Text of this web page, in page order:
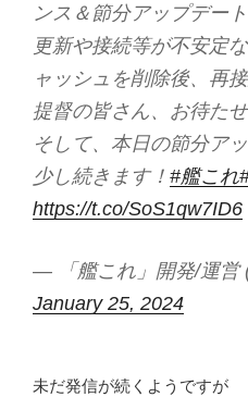
ンス＆節分アップデー
更新や接続等が不安定
ャッシュを削除後、再
提督の皆さん、お待た
そして、本日の節分ア
少し続きます！ #艦これ
https://t.co/SoS1qw7ID6
— 「艦これ」開発/運営
January 25, 2024
未だ発信が続くようですが